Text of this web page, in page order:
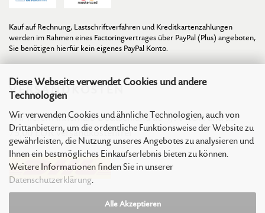
Diese Webseite verwendet Cookies und andere
Technologien
Wir verwenden Cookies und ähnliche Technologien, auch von
Drittanbietern, um die ordentliche Funktionsweise der Website zu
gewährleisten, die Nutzung unseres Angebotes zu analysieren und
Ihnen ein bestmögliches Einkaufserlebnis bieten zu können.
Weitere Informationen finden Sie in unserer
Datenschutzerklärung.
Alle Akzeptieren
Kauf auf Rechnung, Lastschriftverfahren und Kreditkartenzahlungen
werden im Rahmen eines Factoringvertrages über PayPal (Plus) angeboten,
Sie benötigen hierfür kein eigenes PayPal Konto.
VERSANDKOSTEN
Wir liefern innerhalb Deutschland ab 4,90 EUR und ab
75,00 EUR versandkostenfrei